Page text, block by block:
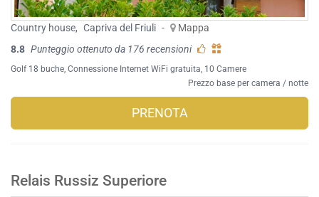
Country house, Capriva del Friuli -
Mappa
8.8 Punteggio ottenuto da 176 recensioni
Golf 18 buche Connessione Internet WiFi gratuita , 10 Camere
Prezzo base per camera / notte
PRENOTA
Relais Russiz Superiore